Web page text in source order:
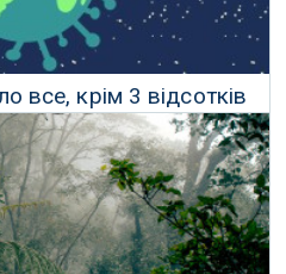
все, крім 3 відсотків
на Землі
2021 р.